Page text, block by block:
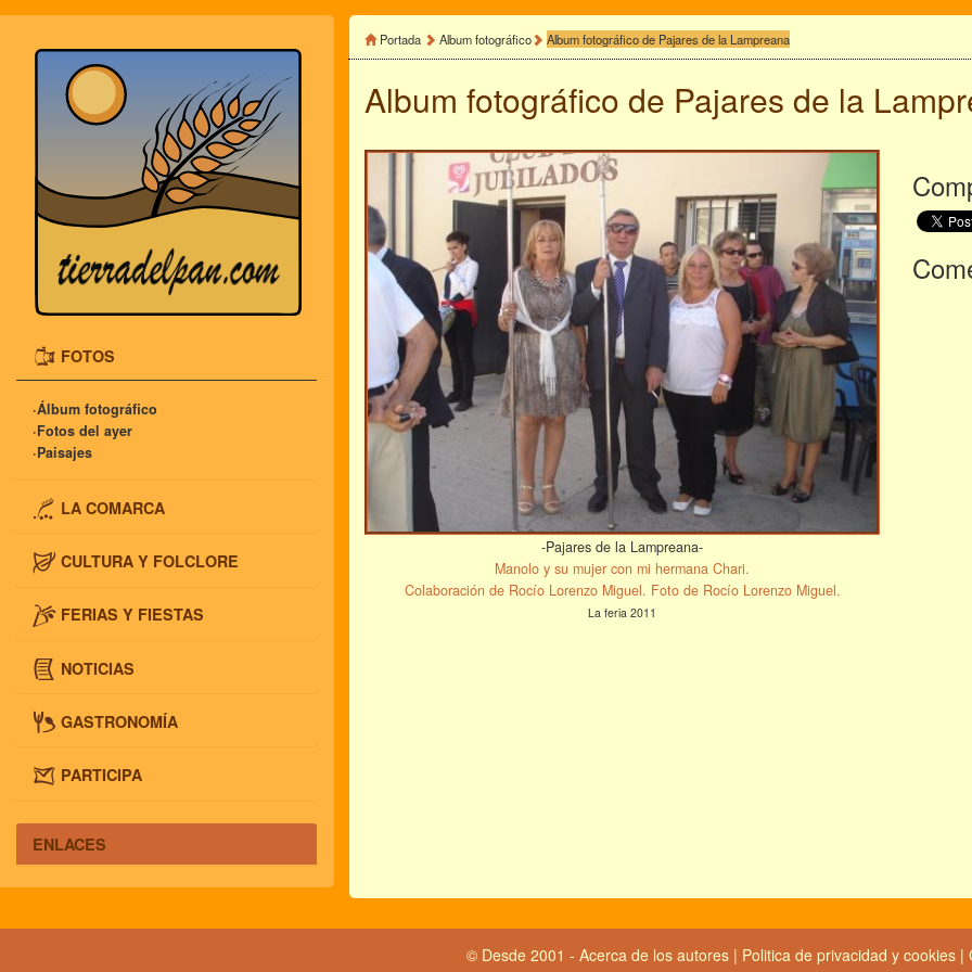
FOTOS
·Álbum fotográfico
·Fotos del ayer
·Paisajes
LA COMARCA
CULTURA Y FOLCLORE
FERIAS Y FIESTAS
NOTICIAS
GASTRONOMÍA
PARTICIPA
ENLACES
Portada Album fotográfico Album fotográfico de Pajares de la Lampreana
Album fotográfico de Pajares de la
-Pajares de la Lampreana-
Manolo y su mujer con mi hermana Chari.
Colaboración de Rocío Lorenzo Miguel. Foto de Rocío Lorenzo Miguel.
La feria 2011
© Desde 2001 - Acerca de los autores| Politica de privacidad y cookies |